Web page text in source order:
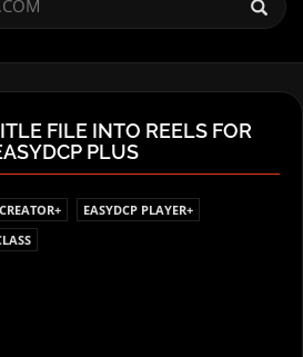
FILE INTO REELS FOR
PLUS
EASYDCP PLAYER+